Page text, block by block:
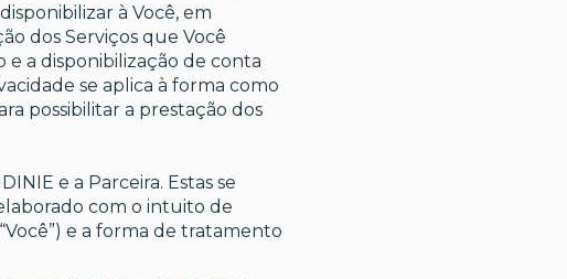
à Você, em
dos Serviços que Você
e a disponibilização de conta
se aplica à forma como
possibilitar a prestação dos
e a Parceira. Estas se
com o intuito de
e a forma de tratamento